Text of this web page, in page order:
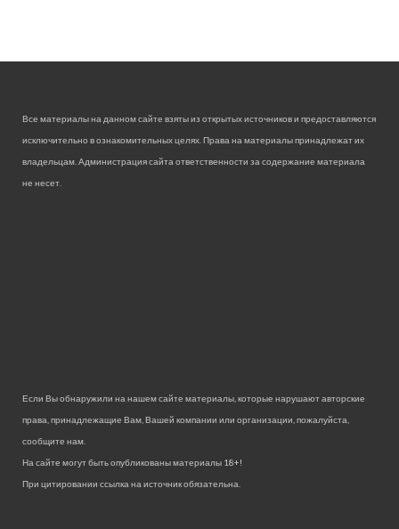
Все материалы на данном сайте взяты из открытых источников и предоставляются
исключительно в ознакомительных целях. Права на материалы принадлежат их
владельцам. Администрация сайта ответственности за содержание материала
не несет.
Если Вы обнаружили на нашем сайте материалы, которые нарушают авторские
права, принадлежащие Вам, Вашей компании или организации, пожалуйста,
сообщите нам.
На сайте могут быть опубликованы материалы 18+!
При цитировании ссылка на источник обязательна.